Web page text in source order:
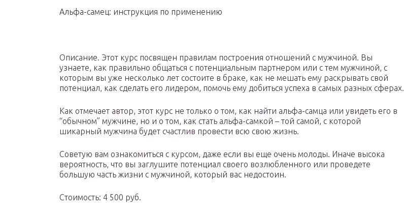
Альфа-самец: инструкция по применению
Описание. Этот курс посвящен правилам построения отношений с мужчиной. Вы
узнаете, как правильно общаться с потенциальным партнером или с тем мужчиной, с
которым вы уже несколько лет состоите в браке, как не мешать ему раскрывать свой
потенциал, как сделать его лидером, помочь ему добиться успеха в самых разных сферах.
Как отмечает автор, этот курс не только о том, как найти альфа-самца или увидеть его в
“обычном” мужчине, но и о том, как стать альфа-самкой – той самой, с которой
шикарный мужчина будет счастлив провести всю свою жизнь.
Советую вам ознакомиться с курсом, даже если вы еще очень молоды. Иначе высока
вероятность, что вы заглушите потенциал своего возлюбленного или проведете
большую часть жизни с мужчиной, который вас недостоин.
Стоимость: 4 500 руб.